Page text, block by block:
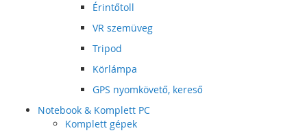
Érintőtoll
VR szemüveg
Tripod
Körlámpa
GPS nyomkövető, kereső
Notebook & Komplett PC
Komplett gépek